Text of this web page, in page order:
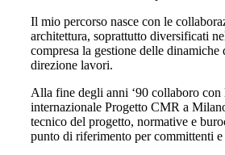
Il mio percorso nasce con le
architettura, soprattutto diversificati
compresa la gestione delle dinamiche
direzione lavori.
Alla fine degli anni ‘90 collaboro con
internazionale Progetto CMR a
tecnico del progetto, normative e
punto di riferimento per committenti e